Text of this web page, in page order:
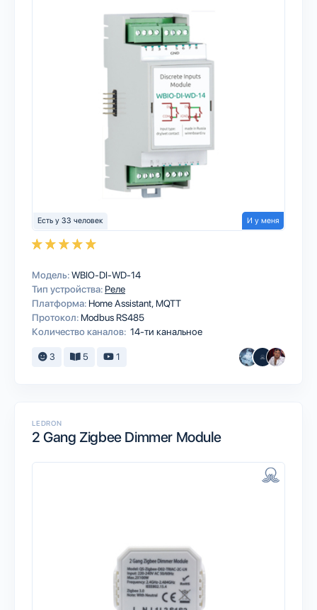
Есть у 33 человек И у меня
Модель:WBIO-DI-WD-14
Тип устройства: Реле
Платформа: Home Assistant MQTT
Протокол: Modbus RS485
Количество каналов: 14-ти канальное
3 5 1
LEDRON
2 Gang Zigbee Dimmer Module